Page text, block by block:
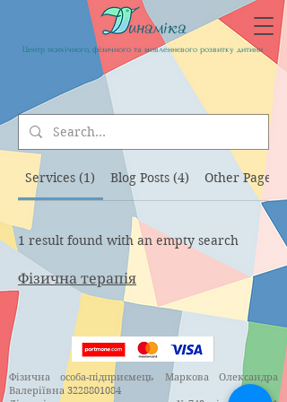
Центр психічного, фізичного та мовленнєвого розвитку дитини
Services (1) Blog Posts (4) Other Pages
1 result found with an empty search
Фізична терапія
Фізична особа-підприємець Маркова Олександра
Валеріївна 3228801084